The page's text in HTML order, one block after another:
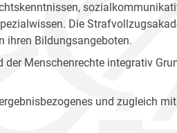
Die
ihren Bildungsangeboten.
Menschenrechte integrativ
und zugleich